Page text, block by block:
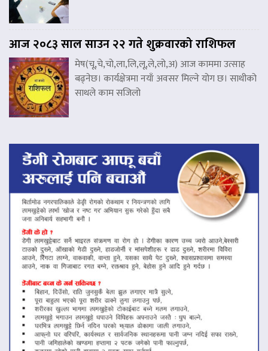
आज २०८३ साल साउन २२ गते शुक्रवारको राशिफल
मेष(चू,चे,चो,ला,लि,लू,ले,लो,अ) आज काममा उत्साह
बढ्नेछ। कार्यक्षेत्रमा नयाँ अवसर मिल्ने योग छ। साथीको
साथले काम सजिलो